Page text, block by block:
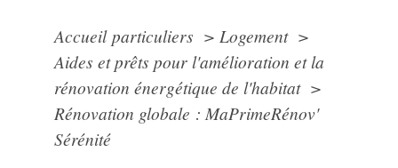
Accueil particuliers > Logement >
Aides et prêts pour l'amélioration et la
rénovation énergétique de l'habitat >
Rénovation globale : MaPrimeRénov'
Sérénité